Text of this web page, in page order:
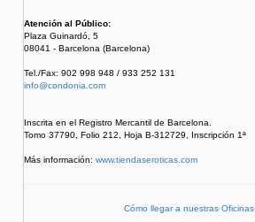
Atención al Público:
Plaza Guinardó, 5
08041 - Barcelona (Barcelona)
Tel./Fax: 902 998 948 / 933 252 131
info@condonia.com
Inscrita en el Registro Mercantil de Barcelona.
Tomo 37790, Folio 212, Hoja B-312729, Inscripción 1ª
Más información: www.tiendaseroticas.com
Cómo llegar a nuestras Oficinas